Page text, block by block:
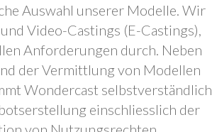
Auswahl unserer Modelle. Wir
Video-Castings (E-Castings),
Anforderungen durch. Neben
der Vermittlung von Modellen
Wondercast selbstverständlich
einschliesslich der